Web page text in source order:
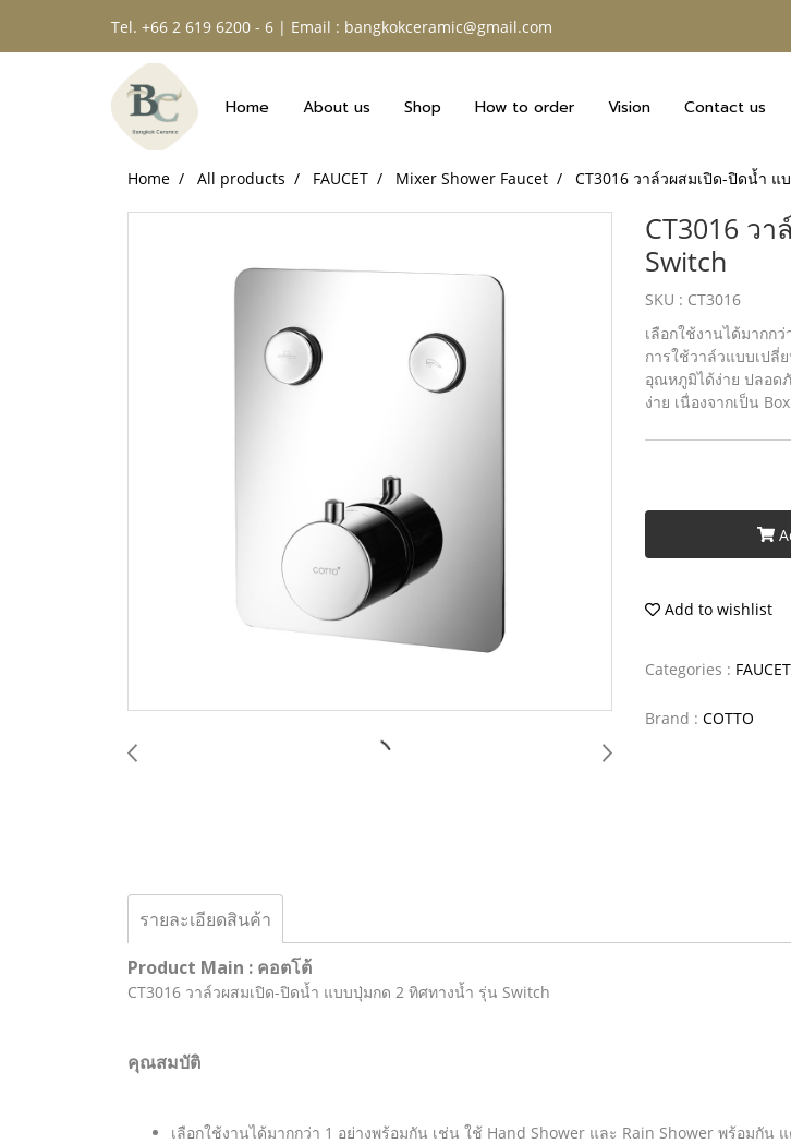
Tel. +66 2 619 6200 - 6 | Email : bangkokceramic@gmail.com
Home About us Shop How to order Vision Contact us
Home All products FAUCET Mixer Shower Faucet CT3016 วาล์วผสมเปิด-ปิดน้ำ
CT3016 ว
Switch
SKU : CT3016
เลือกใช้งานได้มากก
การใช้วาล์วแบบเปลี่
อุณหภูมิได้ง่าย ปลอด
ง่าย เนื่องจากเป็น
Add to wishlist
Categories : FAUCET
Brand : COTTO
รายละเอียดสินค้า
Product Main : คอตโต้
CT3016 วาล์วผสมเปิด-ปิดน้ำ แบบปุ่มกด 2 ทิศทางน้ำ รุ่น Switch
คุณสมบัติ
เลือกใช้งานได้มากกว่า 1 อย่างพร้อมกัน เช่น ใช้ Hand Shower และ Rain Shower พร้อมกั